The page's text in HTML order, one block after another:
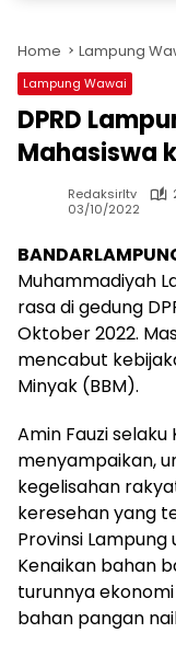
Home Lampung
Lampung Wawai
DPRD
Mahasiswa
Redaksirltv
03/10/2022
Muhammadiyah
rasa di gedung
Oktober 2022.
mencabut
Minyak (BBM).
Amin Fauzi selaku
menyampaikan,
kegelisahan
keresehan yang
Provinsi
Kenaikan bahan
turunnya
bahan pangan